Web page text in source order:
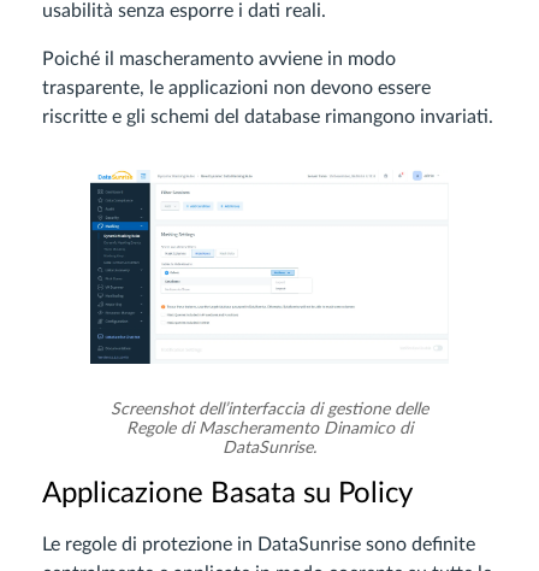
usabilità senza esporre i dati reali.
Poiché il mascheramento avviene in modo
trasparente, le applicazioni non devono essere
riscritte e gli schemi del database rimangono invariati.
Screenshot dell’interfaccia di gestione delle
Regole di Mascheramento Dinamico di
DataSunrise.
Applicazione Basata su Policy
Le regole di protezione in DataSunrise sono definite